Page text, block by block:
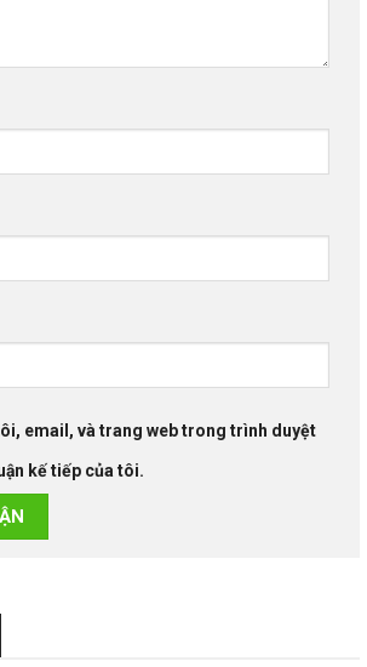
email, và trang web trong trình duyệt
kế tiếp của tôi.